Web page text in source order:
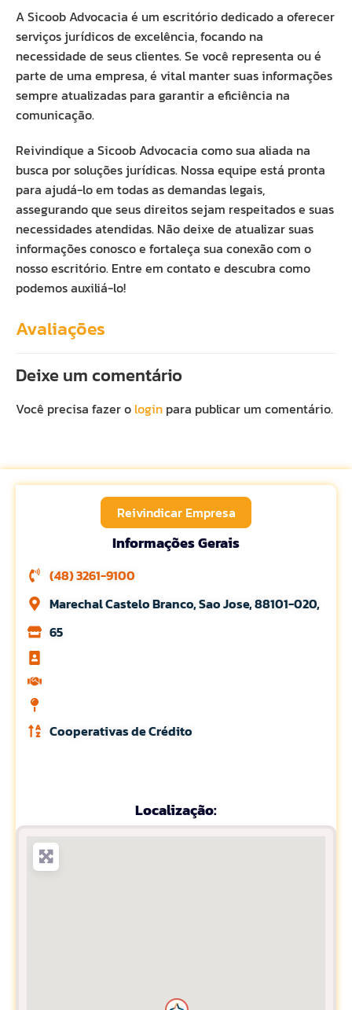
A Sicoob Advocacia é um escritório dedicado a oferecer
serviços jurídicos de excelência, focando na
necessidade de seus clientes. Se você representa ou é
parte de uma empresa, é vital manter suas informações
sempre atualizadas para garantir a eficiência na
comunicação.
Reivindique a Sicoob Advocacia como sua aliada na
busca por soluções jurídicas. Nossa equipe está pronta
para ajudá-lo em todas as demandas legais,
assegurando que seus direitos sejam respeitados e suas
necessidades atendidas. Não deixe de atualizar suas
informações conosco e fortaleça sua conexão com o
nosso escritório. Entre em contato e descubra como
podemos auxiliá-lo!
Avaliações
Deixe um comentário
Você precisa fazer o login para publicar um comentário.
Reivindicar Empresa
Informações Gerais
(48) 3261-9100
Marechal Castelo Branco, Sao Jose, 88101-020,
65
Cooperativas de Crédito
Localização: